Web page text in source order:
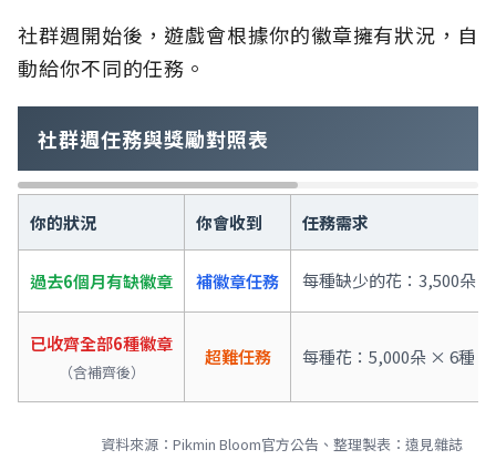
社群週開始後，遊戲會根據你的徽章擁有狀況，自
動給你不同的任務。
社群週任務與獎勵對照表
你的狀況 你會收到 任務需求
過去6個月有缺徽章 補徽章任務 每種缺少的花：3,500朵
已收齊全部6種徽章
（含補齊後）
超難任務 每種花：5,000朵 × 6種 =
資料來源：Pikmin Bloom官方公告、整理製表：遠見雜誌